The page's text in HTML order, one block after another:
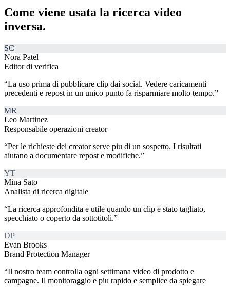
Come viene usata la ricerca video
inversa.
SC
Nora Patel
Editor di verifica
“La uso prima di pubblicare clip dai social. Vedere caricamenti
precedenti e repost in un unico punto fa risparmiare molto tempo.”
MR
Leo Martinez
Responsabile operazioni creator
“Per le richieste dei creator serve piu di un sospetto. I risultati
aiutano a documentare repost e modifiche.”
YT
Mina Sato
Analista di ricerca digitale
“La ricerca approfondita e utile quando un clip e stato tagliato,
specchiato o coperto da sottotitoli.”
DP
Evan Brooks
Brand Protection Manager
“Il nostro team controlla ogni settimana video di prodotto e
campagne. Il monitoraggio e piu rapido e semplice da spiegare